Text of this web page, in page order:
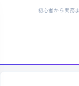
初心者から実務